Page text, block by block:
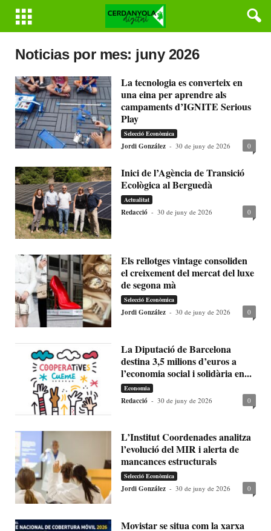
Noticias por mes: juny 2026
La tecnologia es converteix en
una eina per aprendre als
campaments d’IGNITE Serious
Play
Selecció Econòmica
Jordi González - 30 de juny de 2026 0
Inici de l’Agència de Transició
Ecològica al Berguedà
Actualitat
Redacció - 30 de juny de 2026 0
Els rellotges vintage consoliden
el creixement del mercat del luxe
de segona mà
Selecció Econòmica
Jordi González - 30 de juny de 2026 0
La Diputació de Barcelona
destina 3,5 milions d’euros a
l’economia social i solidària en...
Economia
Redacció - 30 de juny de 2026 0
L’Institut Coordenades analitza
l’evolució del MIR i alerta de
mancances estructurals
Selecció Econòmica
Jordi González - 30 de juny de 2026 0
Movistar se situa com la xarxa